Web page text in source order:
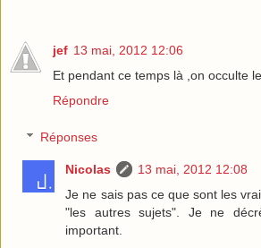
jef 13 mai, 2012 12:06
Et pendant ce temps là ,on occulte
Répondre
Réponses
Nicolas
13 mai, 2012 12:08
Je ne sais pas ce que sont les
"les autres sujets". Je ne
important.